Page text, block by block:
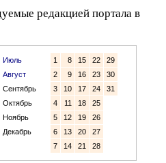
редакцией портала в
Июль
Август
Сентябрь
Октябрь
Ноябрь
Декабрь
1 8 15 22
29
2
9 16 23
30
3
10 17 24
31
4
11 18
25
5
12 19
26
6
13 20
27
7
14 21 28